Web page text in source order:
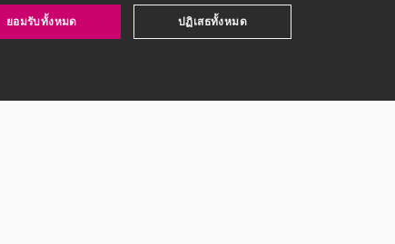
ยอมรับทั้งหมด ปฏิเสธทั้งหมด